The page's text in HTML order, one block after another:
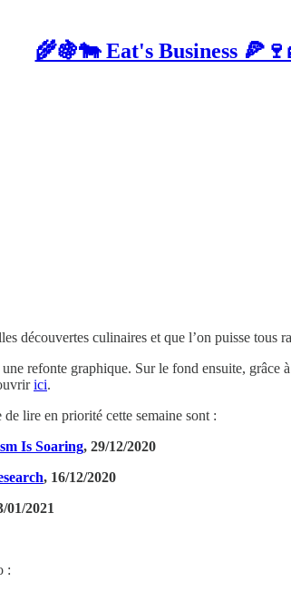
🌾🍇🐄 Eat's Business
découvertes culinaires et que l’on puisse tous
refonte graphique. Sur le fond ensuite, grâce
ici.
lire en priorité cette semaine sont :
Is Soaring, 29/12/2020
, 16/12/2020
01/2021
: